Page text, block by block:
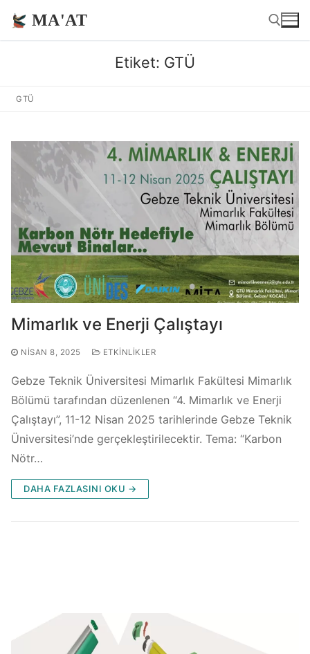
atla
MA'AT
Etiket: GTÜ
GTÜ
Mimarlık ve Enerji Çalıştayı
NISAN 8, 2025 ETKINLIKLER
Gebze Teknik Üniversitesi Mimarlık Fakültesi Mimarlık
Bölümü tarafından düzenlenen “4. Mimarlık ve Enerji
Çalıştayı”, 11-12 Nisan 2025 tarihlerinde Gebze Teknik
Üniversitesi’nde gerçekleştirilecektir. Tema: “Karbon
Nötr…
DAHA FAZLASINI OKU →